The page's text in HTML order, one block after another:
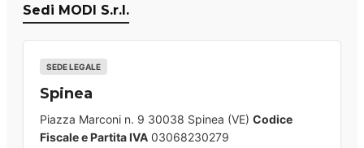
Sedi MODI S.r.l.
SEDE LEGALE
Spinea
Piazza Marconi n. 9 30038 Spinea (VE) Codice
Fiscale e Partita IVA 03068230279